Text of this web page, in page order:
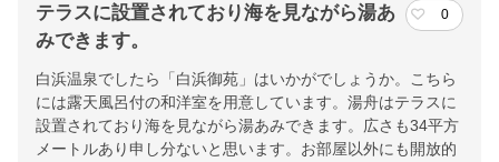
テラスに設置されており海を見ながら湯あ
みできます。
0
白浜温泉でしたら「白浜御苑」はいかがでしょうか。こちら
には露天風呂付の和洋室を用意しています。湯舟はテラスに
設置されており海を見ながら湯あみできます。広さも34平方
メートルあり申し分ないと思います。お部屋以外にも開放的